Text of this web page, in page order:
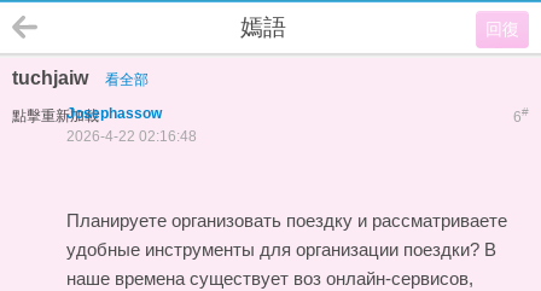
回復
嫣語
tuchjaiw 看全部
點擊重新加載 6#
Josephassow
2026-4-22 02:16:48
Планируете организовать поездку и рассматриваете
удобные инструменты для организации поездки? В
наше времена существует воз онлайн-сервисов,